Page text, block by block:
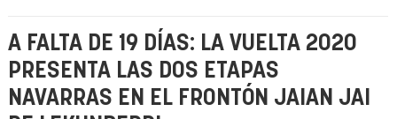
A FALTA DE 19 DÍAS: LA VUELTA 2020
PRESENTA LAS DOS ETAPAS
NAVARRAS EN EL FRONTÓN JAIAN JAI